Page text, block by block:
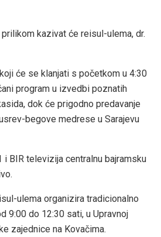
kazivat će reisul-ulema, dr.
će se klanjati s početkom u 4:30
program u izvedbi poznatih
dok će prigodno predavanje
begove medrese u Sarajevu
i BIR televizija centralnu bajramsku
ulema organizira tradicionalno
9:00 do 12:30 sati, u Upravnoj
zajednice na Kovačima.